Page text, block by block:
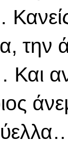
την